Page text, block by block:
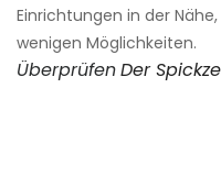
Einrichtungen in der
wenigen Möglichkeiten.
ÜberprüfenDer